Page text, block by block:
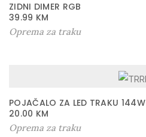
ZIDNI DIMER RGB
39.99 KM
Oprema za traku
POJAČALO ZA LED TRAKU 144W
20.00 KM
Oprema za traku